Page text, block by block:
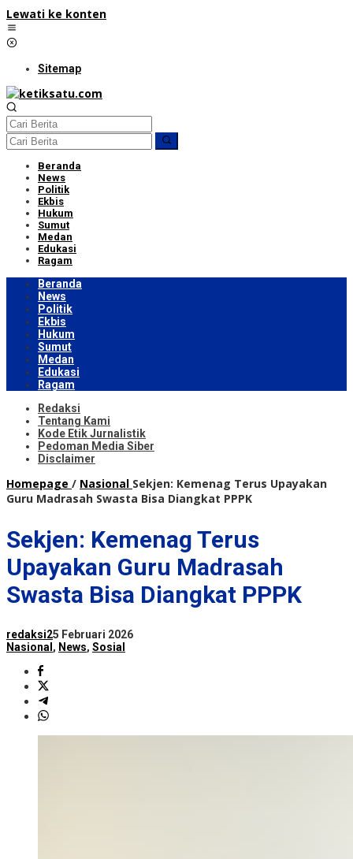
Lewati ke konten
Sitemap
Beranda
News
Politik
Ekbis
Hukum
Sumut
Medan
Edukasi
Ragam
Beranda
News
Politik
Ekbis
Hukum
Sumut
Medan
Edukasi
Ragam
Redaksi
Tentang Kami
Kode Etik Jurnalistik
Pedoman Media Siber
Disclaimer
Homepage / Nasional Sekjen: Kemenag Terus Upayakan
Guru Madrasah Swasta Bisa Diangkat PPPK
Sekjen: Kemenag Terus
Upayakan Guru Madrasah
Swasta Bisa Diangkat PPPK
redaksi25 Februari 2026
Nasional , News, Sosial